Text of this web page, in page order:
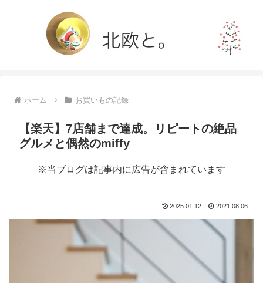
ホーム お買いもの記録
【楽天】7店舗まで達成。リピートの絶品
グルメと偶然のmiffy
※当ブログは記事内に広告が含まれています
2025.01.12 2021.08.06